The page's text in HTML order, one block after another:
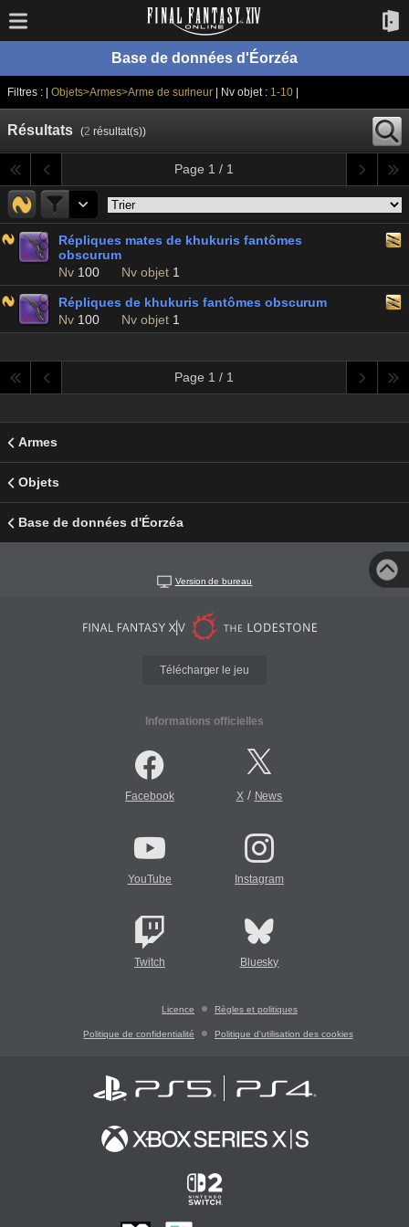
Base de données d'Éorzéa
Filtres : | Objets>Armes>Arme de surineur | Nv objet : 1-10
Résultats (2 résultat(s))
Page 1 / 1
Répliques mates de khukuris fantômes
obscurum
Nv 100 Nv objet 1
Répliques de khukuris fantômes obscurum
Nv 100 Nv objet 1
Page 1 / 1
Armes
Objets
Base de données d'Éorzéa
Version de bureau
Télécharger le jeu
Informations officielles
Facebook X/ News
YouTube Instagram
Twitch Bluesky
Licence Règles et politiques
Politique de confidentialité Politique d'utilisation des cookies